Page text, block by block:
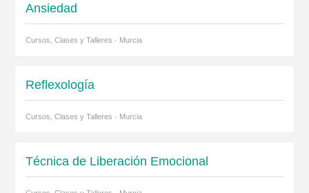
Ansiedad
Cursos, Clases y Talleres · Murcia
Reflexología
Cursos, Clases y Talleres · Murcia
Técnica de Liberación Emocional